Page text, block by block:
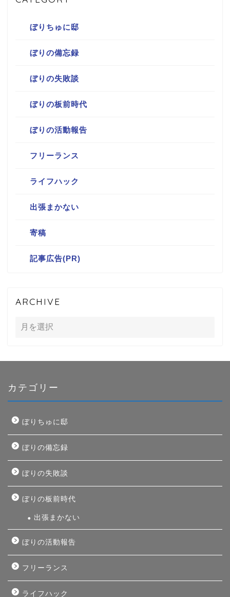
ぼりちゅに邸
ぼりの備忘録
ぼりの失敗談
ぼりの板前時代
ぼりの活動報告
フリーランス
ライフハック
出張まかない
寄稿
記事広告(PR)
ARCHIVE
カテゴリー
ぼりちゅに邸
ぼりの備忘録
ぼりの失敗談
ぼりの板前時代
出張まかない
ぼりの活動報告
フリーランス
ライフハック